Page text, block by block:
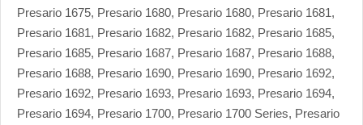
Presario 1675, Presario 1680, Presario 1680, Presario 1681,
Presario 1681, Presario 1682, Presario 1682, Presario 1685,
Presario 1685, Presario 1687, Presario 1687, Presario 1688,
Presario 1688, Presario 1690, Presario 1690, Presario 1692,
Presario 1692, Presario 1693, Presario 1693, Presario 1694,
Presario 1694, Presario 1700, Presario 1700 Series, Presario